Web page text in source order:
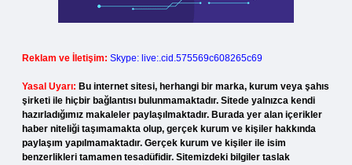
Reklam ve İletişim: Skype: live:.cid.575569c608265c69
Yasal Uyarı: Bu internet sitesi, herhangi bir marka, kurum veya şahıs
şirketi ile hiçbir bağlantısı bulunmamaktadır. Sitede yalnızca kendi
hazırladığımız makaleler paylaşılmaktadır. Burada yer alan içerikler
haber niteliği taşımamakta olup, gerçek kurum ve kişiler hakkında
paylaşım yapılmamaktadır. Gerçek kurum ve kişiler ile isim
benzerlikleri tamamen tesadüfidir. Sitemizdeki bilgiler taslak